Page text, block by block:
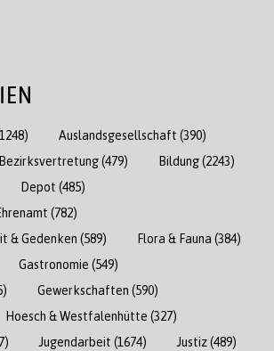
Auslandsgesellschaft (390)
Bezirksvertretung(479) Bildung(2243)
Depot (485)
(782)
& Gedenken (589) Flora & Fauna (384)
Gastronomie (549)
Gewerkschaften (590)
Hoesch & Westfalenhütte (327)
Jugendarbeit (1674) Justiz(489)